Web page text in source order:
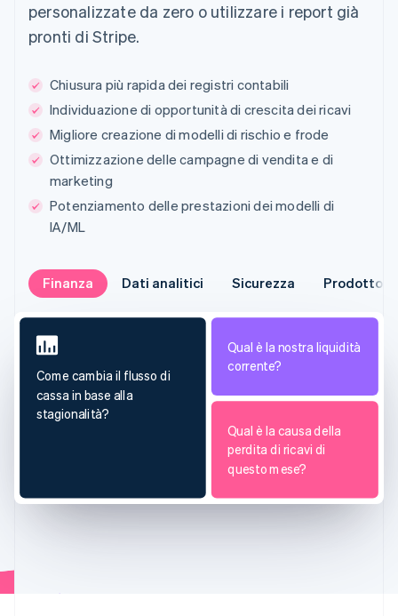
personalizzate da zero o utilizzare i report già
pronti di Stripe.
Chiusura più rapida dei registri contabili
Individuazione di opportunità di crescita dei ricavi
Migliore creazione di modelli di rischio e frode
Ottimizzazione delle campagne di vendita e di
marketing
Potenziamento delle prestazioni dei modelli di
IA/ML
Finanza Dati analitici Sicurezza Prodotto
Come cambia il flusso di
cassa in base alla
stagionalità?
Qual è la nostra liquidità
corrente?
Qual è la causa della
perdita di ricavi di
questo mese?